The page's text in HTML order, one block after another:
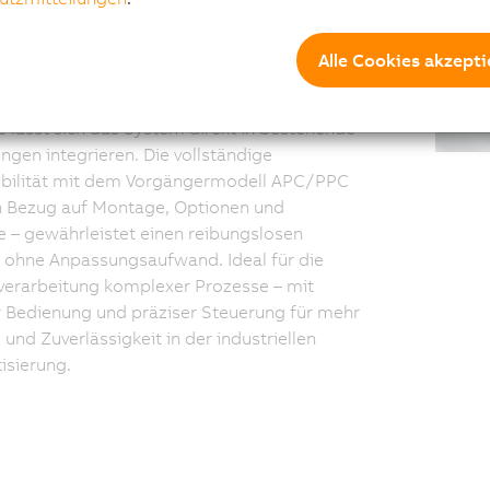
3200 vereint robuste Rechenleistung mit
lässt sich das System direkt in bestehende
integrieren. Die vollständige
mit dem Vorgängermodell APC/PPC
Bezug auf Montage, Optionen und
– gewährleistet einen reibungslosen
Anpassungsaufwand. Ideal für die
komplexer Prozesse – mit
und präziser Steuerung für mehr
und Zuverlässigkeit in der industriellen
Alle Cookies